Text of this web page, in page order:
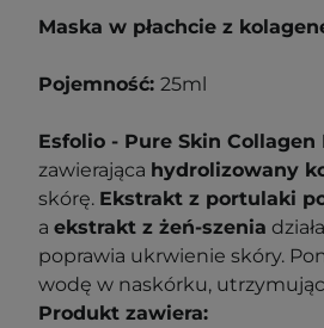
Maska w płachcie z
Pojemność: 25ml
Esfolio - Pure Skin Collagen
zawierająca hydrolizowany
skórę. Ekstrakt z portulaki
a ekstrakt z żeń-szenia
poprawia ukrwienie skóry.
wodę w naskórku,
Produkt zawiera: